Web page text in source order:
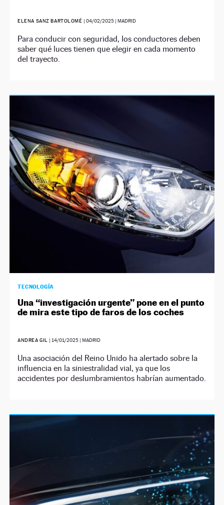
ELENA SANZ BARTOLOMÉ | 04/02/2025| MADRID
Para conducir con seguridad, los conductores deben
saber qué luces tienen que elegir en cada momento
del trayecto.
TECNOLOGÍA
Una “investigación urgente” pone en el punto
de mira este tipo de faros de los coches
ANDREA GIL | 14/01/2025| MADRID
Una asociación del Reino Unido ha alertado sobre la
influencia en la siniestralidad vial, ya que los
accidentes por deslumbramientos habrían aumentado.